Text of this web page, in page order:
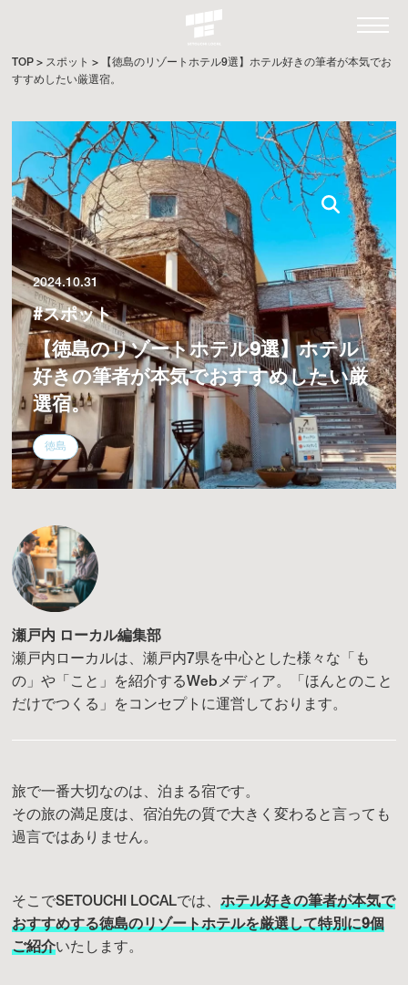
TOP > スポット >
【徳島のリゾートホテル9選】ホテル好きの筆者が本気でお
すすめしたい厳選宿。
2024.10.31
#スポット
【徳島のリゾートホテル9選】ホテル
好きの筆者が本気でおすすめしたい厳
選宿。
徳島
瀬戸内 ローカル編集部
瀬戸内ローカルは、瀬戸内7県を中心とした様々な「も
の」や「こと」を紹介するWebメディア。「ほんとのこと
だけでつくる」をコンセプトに運営しております。
旅で一番大切なのは、泊まる宿です。
その旅の満足度は、宿泊先の質で大きく変わると言っても
過言ではありません。
そこでSETOUCHI LOCALでは、ホテル好きの筆者が本気で
おすすめする徳島のリゾートホテルを厳選して特別に9個
ご紹介いたします。